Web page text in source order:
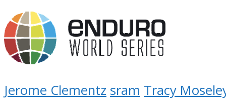
Jerome Clementz sram Tracy